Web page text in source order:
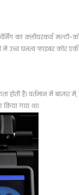
का क्लीयरकर्व मल्टी-
घनत्व फाइबर कोर
है। वर्तमान में बाजार में,
गया था।